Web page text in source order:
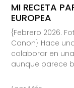
MI RECETA
EUROPEA
{Febrero 2026.
Canon} Hace
colaborar en
aunque parece